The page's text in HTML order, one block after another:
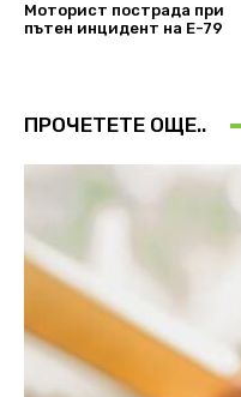
Моторист пострада при
пътен инцидент на Е-79
ПРОЧЕТЕТЕ ОЩЕ..